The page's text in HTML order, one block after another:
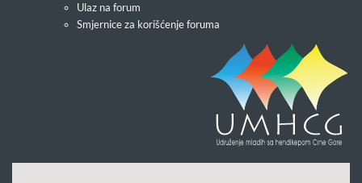
Ulaz na forum
Smjernice za korišćenje foruma